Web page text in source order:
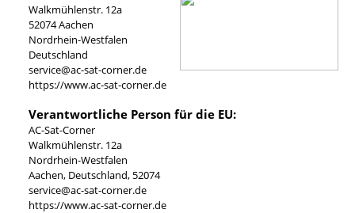
Walkmühlenstr. 12a
52074 Aachen
Nordrhein-Westfalen
Deutschland
service@ac-sat-corner.de
https://www.ac-sat-corner.de
Verantwortliche Person für die EU:
AC-Sat-Corner
Walkmühlenstr. 12a
Nordrhein-Westfalen
Aachen, Deutschland, 52074
service@ac-sat-corner.de
https://www.ac-sat-corner.de